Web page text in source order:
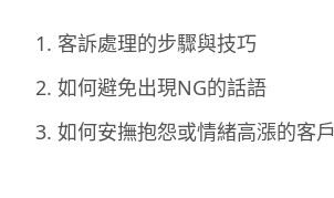
客訴處理的步驟與技巧
如何避免出現NG的話語
如何安撫抱怨或情緒高漲的客戶